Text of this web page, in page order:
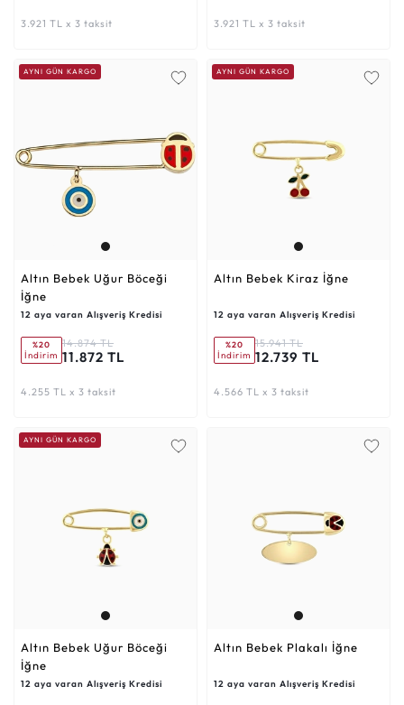
3.921 TL x 3 taksit 3.921 TL x 3 taksit
AYNI GÜN KARGO
Altın Bebek Uğur Böceği
İğne
12 aya varan Alışveriş Kredisi
%20
İndirim
14.874 TL
11.872 TL
4.255 TL x 3 taksit
AYNI GÜN KARGO
Altın Bebek Kiraz İğne
12 aya varan Alışveriş Kredisi
%20
İndirim
15.941 TL
12.739 TL
4.566 TL x 3 taksit
AYNI GÜN KARGO
Altın Bebek Uğur Böceği
İğne
12 aya varan Alışveriş Kredisi
Altın Bebek Plakalı İğne
12 aya varan Alışveriş Kredisi